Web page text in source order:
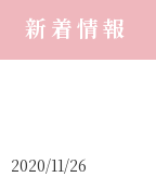
新着情報
2020/11/26